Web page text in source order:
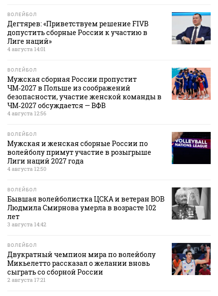
ВОЛЕЙБОЛ
Дегтярев: «Приветствуем решение FIVB
допустить сборные России к участию в
Лиге наций»
4 августа 14:01
ВОЛЕЙБОЛ
Мужская сборная России пропустит
ЧМ‑2027 в Польше из соображений
безопасности, участие женской команды в
ЧМ‑2027 обсуждается — ВФВ
4 августа 12:56
ВОЛЕЙБОЛ
Мужская и женская сборные России по
волейболу примут участие в розыгрыше
Лиги наций 2027 года
4 августа 12:50
ВОЛЕЙБОЛ
Бывшая волейболистка ЦСКА и ветеран ВОВ
Людмила Смирнова умерла в возрасте 102
лет
3 августа 14:42
ВОЛЕЙБОЛ
Двукратный чемпион мира по волейболу
Микьелетто рассказал о желании вновь
сыграть со сборной России
2 августа 17:21